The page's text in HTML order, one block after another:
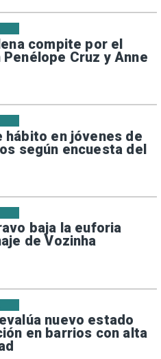
compite por el
Penélope Cruz y Anne
hábito en jóvenes de
según encuesta del
baja la euforia
de Vozinha
nuevo estado
en barrios con alta